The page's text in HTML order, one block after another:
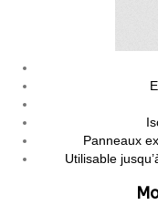
Panneaux
Utilisable